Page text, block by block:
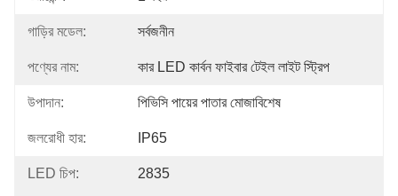
গাড়ির মডেল: সর্বজনীন
পণ্যের নাম: কার LED কার্বন ফাইবার টেইল লাইট স্ট্রিপ
উপাদান: পিভিসি পায়ের পাতার মোজাবিশেষ
জলরোধী হার: IP65
LED চিপ: 2835